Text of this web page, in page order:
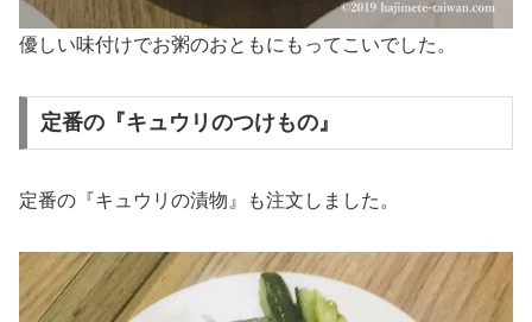
優しい味付けでお粥のおともにもってこいでした。
定番の『キュウリのつけもの』
定番の『キュウリの漬物』も注文しました。